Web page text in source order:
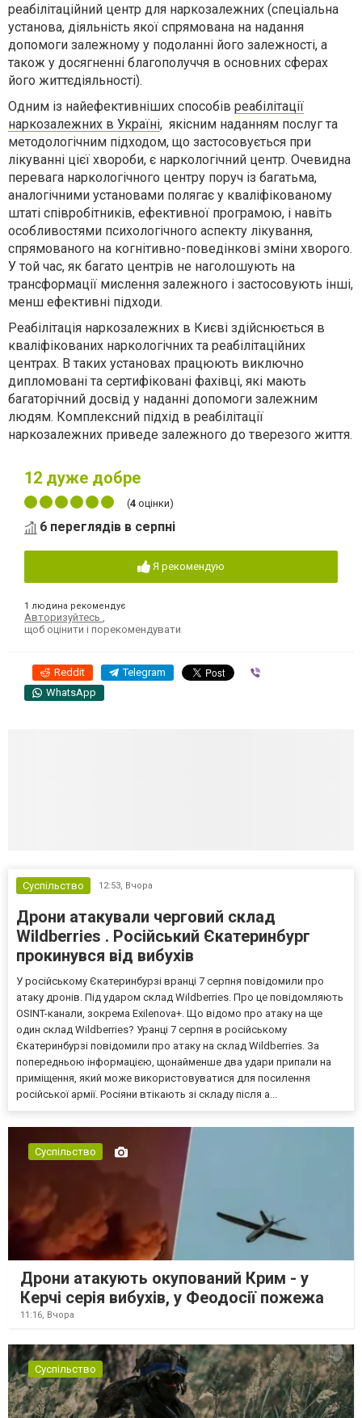
реабілітаційний центр для наркозалежних (спеціальна
установа, діяльність якої спрямована на надання
допомоги залежному у подоланні його залежності, а
також у досягненні благополуччя в основних сферах
його життєдіяльності).
Одним із найефективніших способів реабілітації
наркозалежних в Україні, якісним наданням послуг та
методологічним підходом, що застосовується при
лікуванні цієї хвороби, є наркологічний центр. Очевидна
перевага наркологічного центру поруч із багатьма,
аналогічними установами полягає у кваліфікованому
штаті співробітників, ефективної програмою, і навіть
особливостями психологічного аспекту лікування,
спрямованого на когнітивно-поведінкові зміни хворого.
У той час, як багато центрів не наголошують на
трансформації мислення залежного і застосовують інші,
менш ефективні підходи.
Реабілітація наркозалежних в Києві здійснюється в
кваліфікованих наркологічних та реабілітаційних
центрах. В таких установах працюють виключно
дипломовані та сертифіковані фахівці, які мають
багаторічний досвід у наданні допомоги залежним
людям. Комплексний підхід в реабілітації
наркозалежних приведе залежного до тверезого життя.
12 дуже добре
(4 оцінки)
6 переглядів в серпні
Я рекомендую
1 людина рекомендує
Авторизуйтесь ,
щоб оцінити і порекомендувати
Reddit Telegram
WhatsApp
Суспільство 12:53, Вчора
Дрони атакували черговий склад
Wildberries . Російський Єкатеринбург
прокинувся від вибухів
У російському Єкатеринбурзі вранці 7 серпня повідомили про
атаку дронів. Під ударом склад Wildberries. Про це повідомляють
OSINT-канали, зокрема Exilenova+. Що відомо про атаку на ще
один склад Wildberries? Уранці 7 серпня в російському
Єкатеринбурзі повідомили про атаку на склад Wildberries. За
попередньою інформацією, щонайменше два удари припали на
приміщення, який може використовуватися для посилення
російської армії. Росіяни втікають зі складу після а...
Суспільство
Дрони атакують окупований Крим - у
Керчі серія вибухів, у Феодосії пожежа
11:16, Вчора
Суспільство